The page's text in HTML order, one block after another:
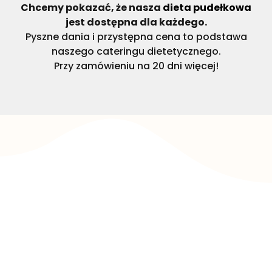
Chcemy pokazać, że nasza dieta pudełkowa
jest dostępna dla każdego.
Pyszne dania i przystępna cena to podstawa
naszego cateringu dietetycznego.
Przy zamówieniu na 20 dni więcej!